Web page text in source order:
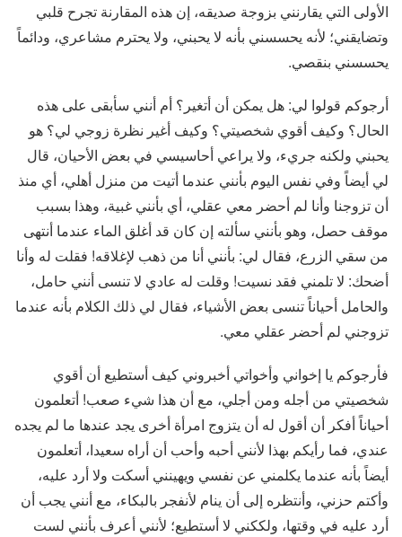
الأولى التي يقارنني بزوجة صديقه، إن هذه المقارنة تجرح قلبي
وتضايقني؛ لأنه يحسسني بأنه لا يحبني، ولا يحترم مشاعري، ودائماً
يحسسني بنقصي.
أرجوكم قولوا لي: هل يمكن أن أتغير؟ أم أنني سأبقى على هذه
الحال؟ وكيف أقوي شخصيتي؟ وكيف أغير نظرة زوجي لي؟ هو
يحبني ولكنه جريء، ولا يراعي أحاسيسي في بعض الأحيان، قال
لي أيضاً وفي نفس اليوم بأنني عندما أتيت من منزل أهلي، أي منذ
أن تزوجنا وأنا لم أحضر معي عقلي، أي بأنني غبية، وهذا بسبب
موقف حصل، وهو بأنني سألته إن كان قد أغلق الماء عندما أنتهى
من سقي الزرع، فقال لي: بأنني أنا من ذهب لإغلاقه! فقلت له وأنا
أضحك: لا تلمني فقد نسيت! وقلت له عادي لا تنسى أنني حامل،
والحامل أحياناً تنسى بعض الأشياء، فقال لي ذلك الكلام بأنه عندما
تزوجني لم أحضر عقلي معي.
فأرجوكم يا إخواني وأخواتي أخبروني كيف أستطيع أن أقوي
شخصيتي من أجله ومن أجلي، مع أن هذا شيء صعب! أتعلمون
أحياناً أفكر أن أقول له أن يتزوج امرأة أخرى يجد عندها ما لم يجده
عندي، فما رأيكم بهذا لأنني أحبه وأحب أن أراه سعيدا، أتعلمون
أيضاً بأنه عندما يكلمني عن نفسي ويهينني أسكت ولا أرد عليه،
وأكتم حزني، وأنتظره إلى أن ينام لأنفجر بالبكاء، مع أنني يجب أن
أرد عليه في وقتها، ولككني لا أستطيع؛ لأنني أعرف بأنني لست